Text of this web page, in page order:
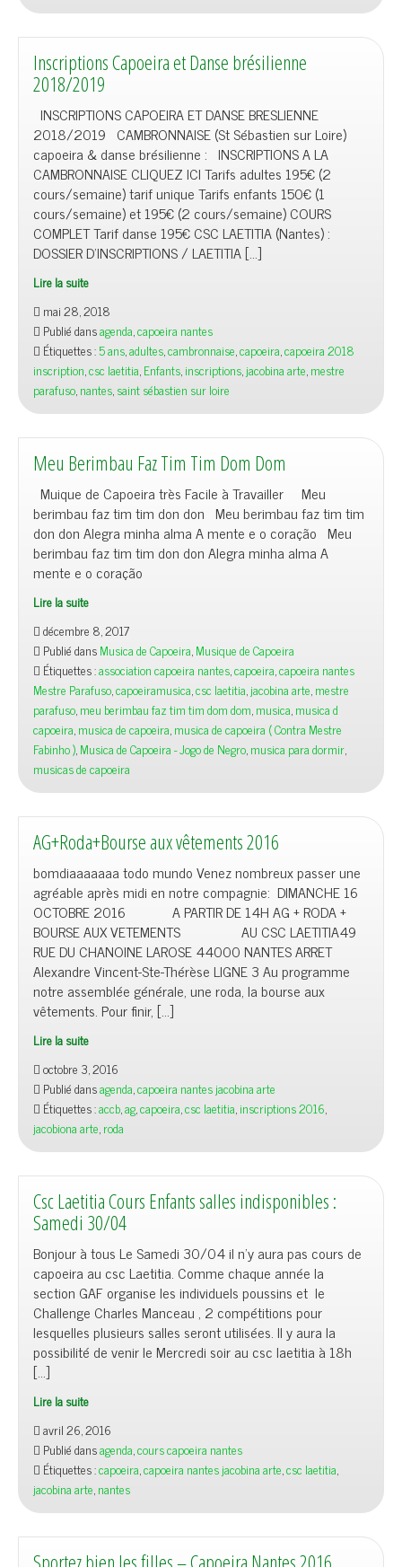
Inscriptions Capoeira et Danse brésilienne
2018/2019
INSCRIPTIONS CAPOEIRA ET DANSE BRESLIENNE
2018/2019 CAMBRONNAISE (St Sébastien sur Loire)
capoeira & danse brésilienne : INSCRIPTIONS A LA
CAMBRONNAISE CLIQUEZ ICI Tarifs adultes 195€ (2
cours/semaine) tarif unique Tarifs enfants 150€ (1
cours/semaine) et 195€ (2 cours/semaine) COURS
COMPLET Tarif danse 195€ CSC LAETITIA (Nantes) :
DOSSIER D’INSCRIPTIONS / LAETITIA […]
Lire la suite
mai 28, 2018
Publié dansagenda,capoeira nantes
Étiquettes :5 ans,adultes,cambronnaise,capoeira,capoeira 2018
inscription,csc laetitia,Enfants,inscriptions,jacobina arte,mestre
parafuso,nantes,saint sébastien sur loire
Meu Berimbau Faz Tim Tim Dom Dom
Muique de Capoeira très Facile à Travailler Meu
berimbau faz tim tim don don Meu berimbau faz tim tim
don don Alegra minha alma A mente e o coração Meu
berimbau faz tim tim don don Alegra minha alma A
mente e o coração
Lire la suite
décembre 8, 2017
Publié dansMusica de Capoeira,Musique de Capoeira
Étiquettes :association capoeira nantes,capoeira,capoeira nantes
Mestre Parafuso,capoeiramusica,csc laetitia,jacobina arte,mestre
parafuso,meu berimbau faz tim tim dom dom,musica,musica d
capoeira,musica de capoeira,musica de capoeira ( Contra Mestre
Fabinho ),Musica de Capoeira - Jogo de Negro,musica para dormir,
musicas de capoeira
AG+Roda+Bourse aux vêtements 2016
bomdiaaaaaaa todo mundo Venez nombreux passer une
agréable après midi en notre compagnie: DIMANCHE 16
OCTOBRE 2016 A PARTIR DE 14H AG + RODA +
BOURSE AUX VETEMENTS AU CSC LAETITIA49
RUE DU CHANOINE LAROSE 44000 NANTES ARRET
Alexandre Vincent-Ste-Thérèse LIGNE 3 Au programme
notre assemblée générale, une roda, la bourse aux
vêtements. Pour finir, […]
Lire la suite
octobre 3, 2016
Publié dansagenda,capoeira nantes jacobina arte
Étiquettes :accb,ag,capoeira,csc laetitia,inscriptions 2016,
jacobiona arte,roda
Csc Laetitia Cours Enfants salles indisponibles :
Samedi 30/04
Bonjour à tous Le Samedi 30/04 il n’y aura pas cours de
capoeira au csc Laetitia. Comme chaque année la
section GAF organise les individuels poussins et le
Challenge Charles Manceau , 2 compétitions pour
lesquelles plusieurs salles seront utilisées. Il y aura la
possibilité de venir le Mercredi soir au csc laetitia à 18h
[…]
Lire la suite
avril 26, 2016
Publié dansagenda,cours capoeira nantes
Étiquettes :capoeira,capoeira nantes jacobina arte,csc laetitia,
jacobina arte,nantes